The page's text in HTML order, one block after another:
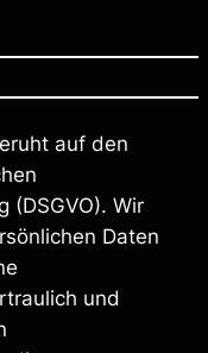
auf den
(DSGVO). Wir
Daten
und